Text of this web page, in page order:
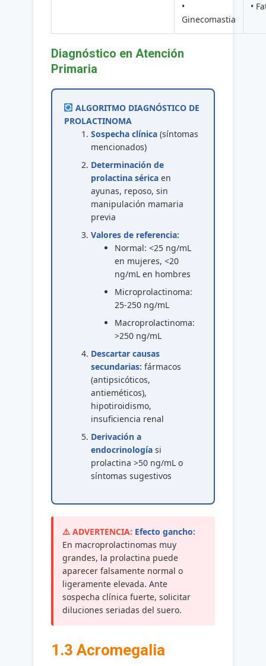
•
Ginecomastia
•
Diagnóstico en Atención
Primaria
ALGORITMO DIAGNÓSTICO DE
PROLACTINOMA
Sospecha clínica(síntomas
mencionados)
Determinación de
prolactina séricaen
ayunas, reposo, sin
manipulación mamaria
previa
Valores de referencia:
Normal: <25 ng/mL
en mujeres, <20
ng/mL en hombres
Microprolactinoma:
25-250 ng/mL
Macroprolactinoma:
>250 ng/mL
Descartar causas
secundarias: fármacos
(antipsicóticos,
antieméticos),
hipotiroidismo,
insuficiencia renal
Derivación a
endocrinologíasi
prolactina >50 ng/mL o
síntomas sugestivos
Efecto gancho:
En macroprolactinomas muy
grandes, la prolactina puede
aparecer falsamente normal o
ligeramente elevada. Ante
sospecha clínica fuerte, solicitar
diluciones seriadas del suero.
1.3 Acromegalia